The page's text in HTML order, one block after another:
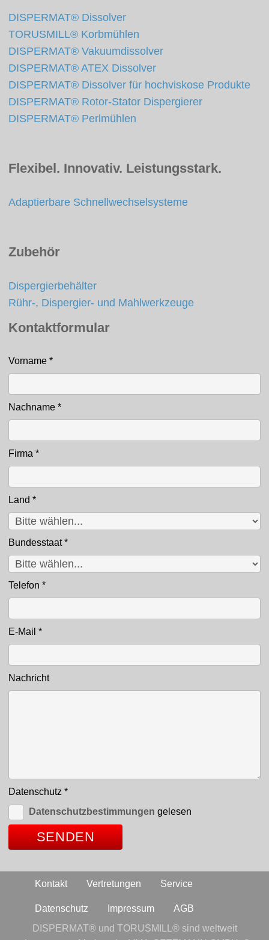
DISPERMAT® Dissolver
TORUSMILL® Korbmühlen
DISPERMAT® Vakuumdissolver
DISPERMAT® ATEX Dissolver
DISPERMAT® Dissolver für hochviskose Produkte
DISPERMAT® Rotor-Stator Dispergierer
DISPERMAT® Perlmühlen
Flexibel. Innovativ. Leistungsstark.
Adaptierbare Schnellwechselsysteme
Zubehör
Dispergierbehälter
Rühr-, Dispergier- und Mahlwerkzeuge
Kontaktformular
Kontakt
Vorname *
Nachname *
Firma *
Land *
Bundesstaat*
Telefon *
E-Mail *
Nachricht
Datenschutz *
Datenschutzbestimmungen gelesen
Kontakt Vertretungen Service
Datenschutz Impressum
AGB
DISPERMAT® und TORUSMILL® sind weltweit